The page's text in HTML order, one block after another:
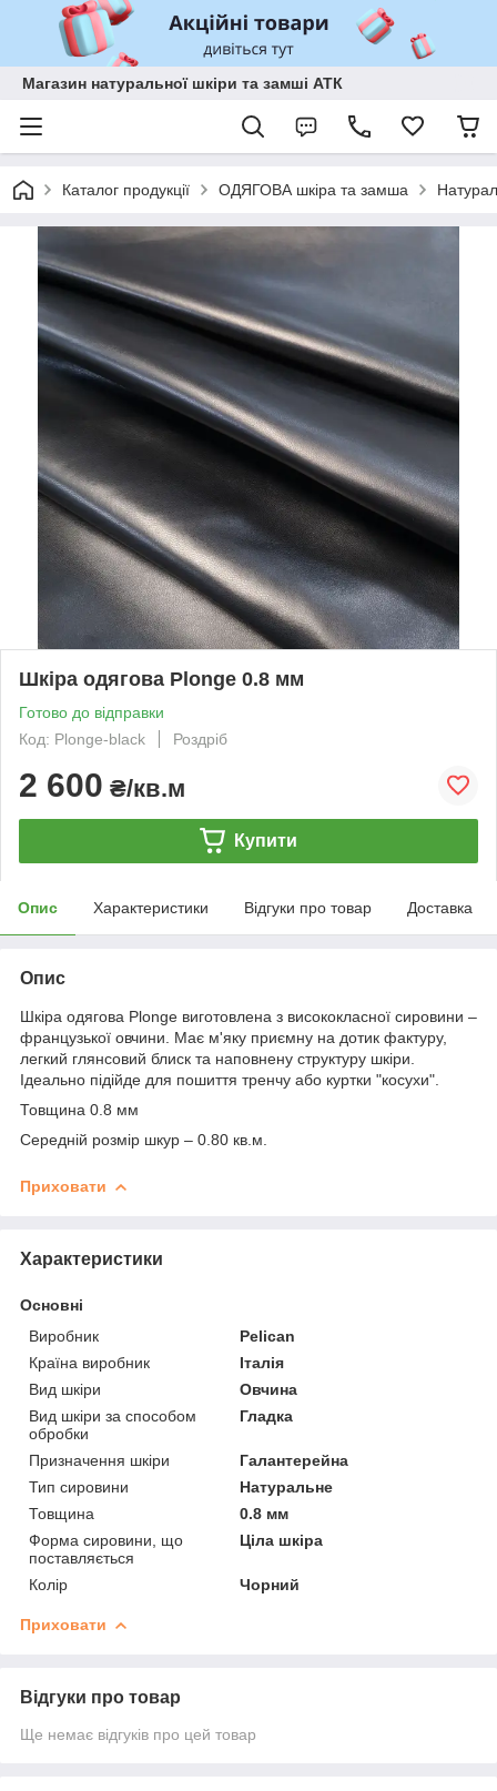
Магазин натуральної шкіри та замші АТК
Каталог продукції ОДЯГОВА шкіра та замша
Шкіра одягова Plonge 0.8 мм
Готово до відправки
Код: Plonge-black
Роздріб
2 600 ₴/кв.м
Купити
Опис Характеристики Відгуки про товар Доставка
Опис
Шкіра одягова Plonge виготовлена з висококласної сировини –
французької овчини. Має м'яку приємну на дотик фактуру,
легкий глянсовий блиск та наповнену структуру шкіри.
Ідеально підійде для пошиття тренчу або куртки "косухи".
Товщина 0.8 мм
Середній розмір шкур – 0.80 кв.м.
Приховати
Характеристики
Основні
Виробник
Pelican
Країна виробник
Італія
Вид шкіри
Овчина
Вид шкіри за способом
обробки
Гладка
Призначення шкіри
Галантерейна
Тип сировини
Натуральне
Товщина
0.8 мм
Форма сировини, що
поставляється
Ціла шкіра
Колір Чорний
Приховати
Відгуки про товар
Ще немає відгуків про цей товар